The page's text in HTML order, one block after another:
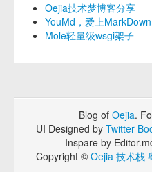
Oejia技术梦博客分享
YouMd，爱上MarkDown
Mole轻量级wsgi架子
Blog of Oejia.
UI Designed by Twitter
Inspare by
Copyright © Oejia 技术栈